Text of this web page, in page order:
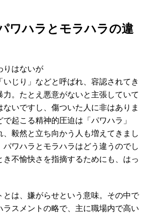
ワハラとモラハラの違
りはないが
じり」などと呼ばれ、容認されてき
力。たとえ悪意がないと主張していて
ないですし、傷ついた人に非はありま
起こる精神的圧迫は「パワハラ」
、毅然と立ち向かう人も増えてきまし
パワハラとモラハラはどう違うのでし
き不愉快さを指摘するためにも、はっ
とは、嫌がらせという意味。その中で
ラスメントの略で、主に職場内で高い